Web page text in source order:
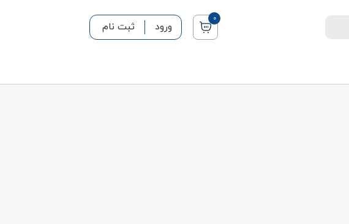
0
ورود ثبت نام